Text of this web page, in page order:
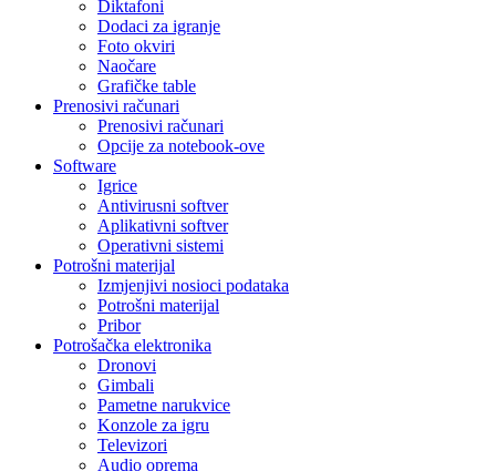
Diktafoni
Dodaci za igranje
Foto okviri
Naočare
Grafičke table
Prenosivi računari
Prenosivi računari
Opcije za notebook-ove
Software
Igrice
Antivirusni softver
Aplikativni softver
Operativni sistemi
Potrošni materijal
Izmjenjivi nosioci podataka
Potrošni materijal
Pribor
Potrošačka elektronika
Dronovi
Gimbali
Pametne narukvice
Konzole za igru
Televizori
Audio oprema